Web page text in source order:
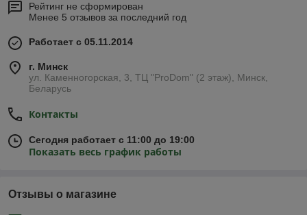
Рейтинг не сформирован
Менее 5 отзывов за последний год
Работает с 05.11.2014
г. Минск
ул. Каменногорская, 3, ТЦ "ProDom" (2 этаж), Минск,
Беларусь
Контакты
Сегодня работает с 11:00 до 19:00
Показать весь график работы
Отзывы о магазине